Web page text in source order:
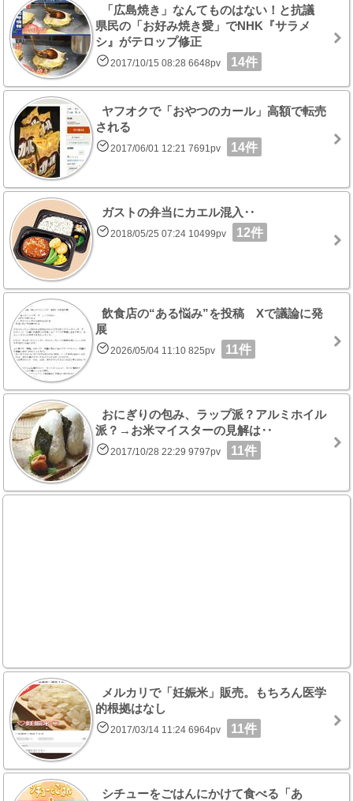
「広島焼き」なんてものはない！と抗議
県民の「お好み焼き愛」でNHK『サラメ
シ』がテロップ修正
2017/10/15 08:28 6648pv 14件
ヤフオクで「おやつのカール」高額で転売
される
2017/06/01 12:21 7691pv 14件
ガストの弁当にカエル混入‥
2018/05/25 07:24 10499pv 12件
飲食店の“ある悩み”を投稿 Xで議論に発
展
2026/05/04 11:10 825pv 11件
おにぎりの包み、ラップ派？アルミホイル
派？→お米マイスターの見解は‥
2017/10/28 22:29 9797pv 11件
メルカリで「妊娠米」販売。もちろん医学
的根拠はなし
2017/03/14 11:24 6964pv 11件
シチューをごはんにかけて食べる「あ